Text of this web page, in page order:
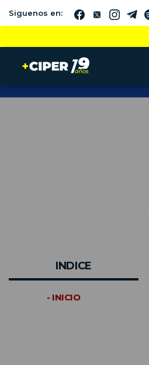
Siguenos en:
INDICE
- INICIO